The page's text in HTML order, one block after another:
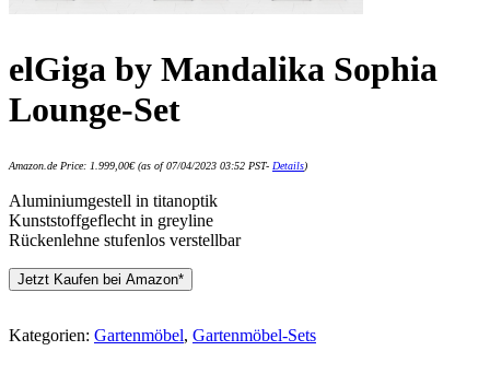
elGiga by Mandalika Sophia
Lounge-Set
Amazon.de Price: 1.999,00€(as of 07/04/2023 03:52 PST- Details)
Aluminiumgestell in titanoptik
Kunststoffgeflecht in greyline
Rückenlehne stufenlos verstellbar
Jetzt Kaufen bei Amazon*
Kategorien: Gartenmöbel, Gartenmöbel-Sets